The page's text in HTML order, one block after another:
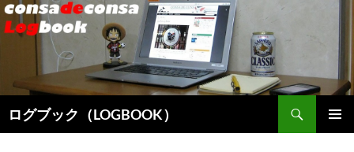
ログブック（LOGBOOK）
索